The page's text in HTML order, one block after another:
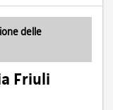
delle
Friuli